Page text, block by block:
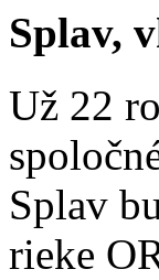
Splav,
Už 22
Splav
rieke